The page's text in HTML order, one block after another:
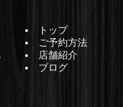
トップ
ご予約方法
店舗紹介
ブログ